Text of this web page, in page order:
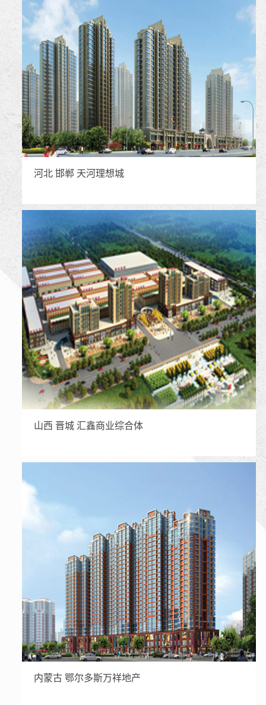
河北 邯郸 天河理想城
山西 晋城 汇鑫商业综合体
内蒙古 鄂尔多斯万祥地产